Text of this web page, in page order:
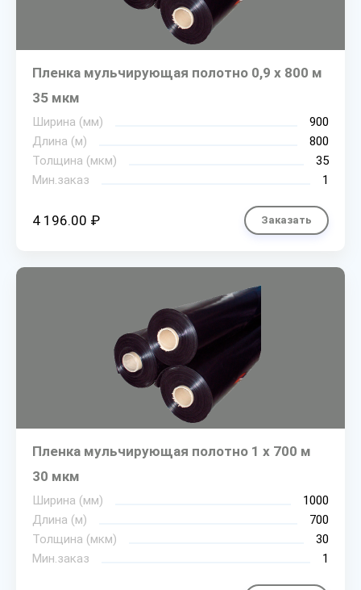
Пленка мульчирующая полотно 0,9 х 800 м
35 мкм
Ширина (мм)
900
Длина (м)
800
Толщина (мкм)
35
Мин.заказ
1
4 196.00 ₽ Заказать
Пленка мульчирующая полотно 1 х 700 м
30 мкм
Ширина (мм)
1000
Длина (м)
700
Толщина (мкм)
30
Мин.заказ
1